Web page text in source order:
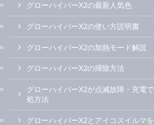
グローハイパーX2の最新人気色
グローハイパーX2の使い方説明書
グローハイパーX2の加熱モード解説
グローハイパーX2の掃除方法
グローハイパーX2が点滅故障・充電
処方法
グローハイパーX2とアイコスイルマ